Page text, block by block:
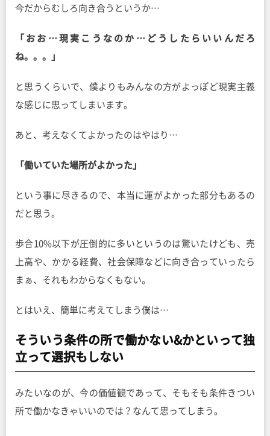
今だからむしろ向き合うというか…
「おお…現実こうなのか…どうしたらいいんだろ
ね。。。」
と思うくらいで、僕よりもみんなの方がよっぽど現実主義
な感じに思ってしまいます。
あと、考えなくてよかったのはやはり…
「働いていた場所がよかった」
という事に尽きるので、本当に運がよかった部分もあるの
だと思う。
歩合10%以下が圧倒的に多いというのは驚いたけども、売
上高や、かかる経費、社会保障などに向き合っていったら
まぁ、それもわからなくもない。
とはいえ、簡単に考えてしまう僕は…
そういう条件の所で働かない&かといって独
立って選択もしない
みたいなのが、今の価値観であって、そもそも条件きつい
所で働かなきゃいいのでは？なんて思ってしまう。